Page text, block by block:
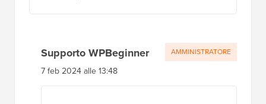
Supporto WPBeginner
7 feb 2024 alle 13:48
AMMINISTRATORE